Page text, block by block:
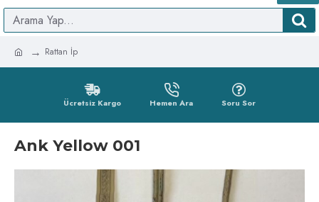
Rattan İp
Ücretsiz Kargo Hemen Ara Soru Sor
Ank Yellow 001